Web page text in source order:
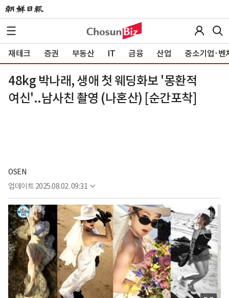
재테크 증권 부동산 IT 금융 산업 중소기업·벤
48kg 박나래, 생애 첫 웨딩화보 '몽환적
여신'..남사친 촬영 (나혼산) [순간포착]
OSEN
업데이트 2025.08.02. 09:31